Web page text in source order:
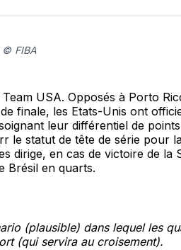
© FIBA
USA. Opposés à Porto
finale, les Etats-Unis ont
leur différentiel de
le statut de tête de série pour
dirige, en cas de victoire de la
Brésil en quarts.
(plausible) dans lequel les
(qui servira au croisement).